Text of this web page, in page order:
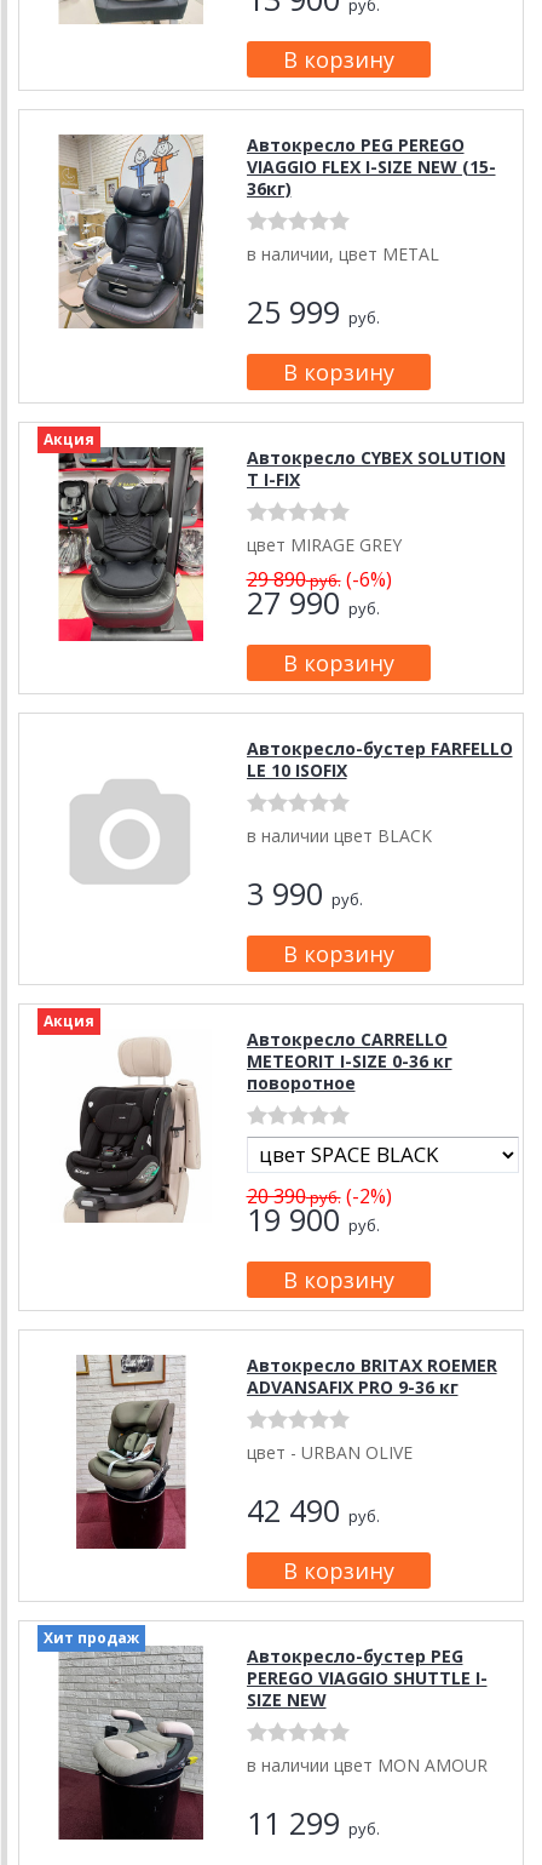
руб.
Автокресло PEG PEREGO
VIAGGIO FLEX I-SIZE NEW (15-
36кг)
в наличии, цвет METAL
25 999 руб.
Акция
Автокресло CYBEX SOLUTION
T I-FIX
цвет MIRAGE GREY
29 890руб.(-6%)
27 990руб.
Автокресло-бустер FARFELLO
LE 10 ISOFIX
в наличии цвет BLACK
3 990 руб.
Акция
Автокресло CARRELLO
METEORIT I-SIZE 0-36 кг
поворотное
20 390руб.(-2%)
19 900руб.
Автокресло BRITAX ROEMER
ADVANSAFIX PRO 9-36 кг
цвет - URBAN OLIVE
42 490 руб.
Хит продаж
Автокресло-бустер PEG
PEREGO VIAGGIO SHUTTLE I-
SIZE NEW
в наличии цвет MON AMOUR
11 299 руб.